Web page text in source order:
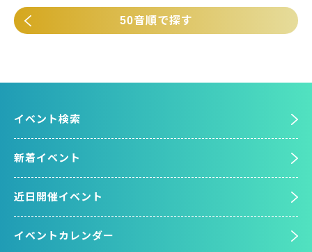
50音順で探す
イベント検索
新着イベント
近日開催イベント
イベントカレンダー